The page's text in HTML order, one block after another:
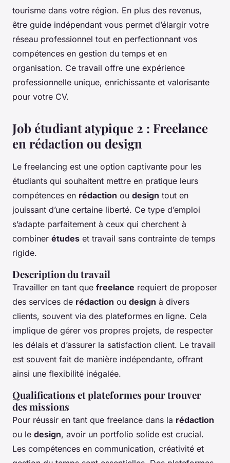
tourisme dans votre région. En plus des revenus,
être guide indépendant vous permet d’élargir votre
réseau professionnel tout en perfectionnant vos
compétences en gestion du temps et en
organisation. Ce travail offre une expérience
professionnelle unique, enrichissante et valorisante
pour votre CV.
Job étudiant atypique 2 : Freelance
en rédaction ou design
Le freelancing est une option captivante pour les
étudiants qui souhaitent mettre en pratique leurs
compétences en rédaction ou design tout en
jouissant d’une certaine liberté. Ce type d’emploi
s’adapte parfaitement à ceux qui cherchent à
combiner études et travail sans contrainte de temps
rigide.
Description du travail
Travailler en tant que freelance requiert de proposer
des services de rédaction ou design à divers
clients, souvent via des plateformes en ligne. Cela
implique de gérer vos propres projets, de respecter
les délais et d’assurer la satisfaction client. Le travail
est souvent fait de manière indépendante, offrant
ainsi une flexibilité inégalée.
Qualifications et plateformes pour trouver
des missions
Pour réussir en tant que freelance dans la rédaction
ou le design, avoir un portfolio solide est crucial.
Les compétences en communication, créativité et